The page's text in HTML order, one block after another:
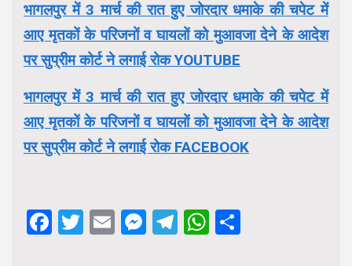
भागलपुर में 3 मार्च की रात हुए जोरदार धमाके की चपेट में
आए मृतकों के परिजनों व घायलों को मुआवजा देने के आदेश
पर सुप्रीम कोर्ट ने लगाई रोक YOUTUBE
भागलपुर में 3 मार्च की रात हुए जोरदार धमाके की चपेट में
आए मृतकों के परिजनों व घायलों को मुआवजा देने के आदेश
पर सुप्रीम कोर्ट ने लगाई रोक FACEBOOK
Facebook
Twitter
EmailMessenger
Telegram
WhatsApp